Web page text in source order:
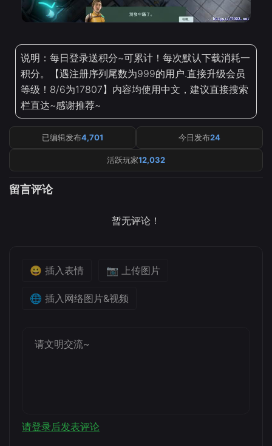
说明：每日登录送积分~可累计！每次默认下载消耗一
积分。【遇注册序列尾数为999的用户.直接升级会员
等级！8/6为17807】内容均使用中文，建议直接搜索
栏直达~感谢推荐~
已编辑发布4,701 今日发布24
活跃玩家12,032
留言评论
暂无评论！
😀 插入表情 📷 上传图片
🌐 插入网络图片&视频
请登录后发表评论